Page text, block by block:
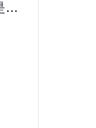
碳酸泉养护仪究竟是❝黑科技❞还是智商税？医学界给出了答案